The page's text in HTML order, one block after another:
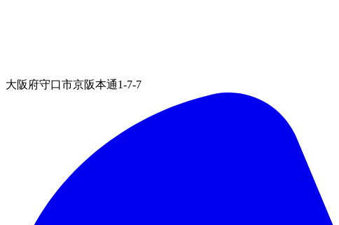
大阪府守口市京阪本通1-7-7